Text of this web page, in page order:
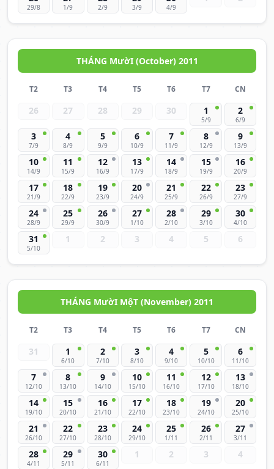
29/8 1/9 2/9 3/9 4/9
THÁNG MườI (October) 2011
T2 T3 T4 T5 T6 T7 CN
26 27 28 29 30 1
5/9
2
6/9
3
7/9
4
8/9
5
9/9
6
10/9
7
11/9
8
12/9
9
13/9
10
14/9
11
15/9
12
16/9
13
17/9
14
18/9
15
19/9
16
20/9
17
21/9
18
22/9
19
23/9
20
24/9
21
25/9
22
26/9
23
27/9
24
28/9
25
29/9
26
30/9
27
1/10
28
2/10
29
3/10
30
4/10
31
5/10
1 2 3 4 5 6
THÁNG MườI MộT (November) 2011
T2 T3 T4 T5 T6 T7 CN
31 1
6/10
2
7/10
3
8/10
4
9/10
5
10/10
6
11/10
7
12/10
8
13/10
9
14/10
10
15/10
11
16/10
12
17/10
13
18/10
14
19/10
15
20/10
16
21/10
17
22/10
18
23/10
19
24/10
20
25/10
21
26/10
22
27/10
23
28/10
24
29/10
25
1/11
26
2/11
27
3/11
28
4/11
29
5/11
30
6/11
1 2 3 4